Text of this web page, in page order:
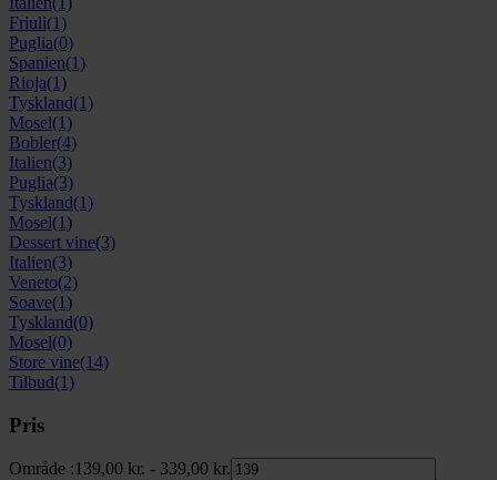
Friuli(1)
Puglia(0)
Spanien(1)
Rioja(1)
Tyskland(1)
Mosel(1)
Bobler(4)
Italien(3)
Puglia(3)
Tyskland(1)
Mosel(1)
Dessert vine(3)
Italien(3)
Veneto(2)
Soave(1)
Tyskland(0)
Mosel(0)
Store vine(14)
Tilbud(1)
Pris
Område :139,00 kr. - 339,00 kr.